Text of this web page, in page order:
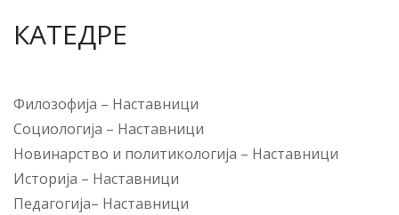
КАТЕДРЕ
Филозофија – Наставници
Социологија – Наставници
Новинарство и политикологија – Наставници
Историја – Наставници
Педагогија– Наставници